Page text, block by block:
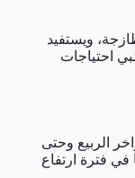
ويستفيد
احتياجات
الربيع وحتى
في فترة ارتفاع